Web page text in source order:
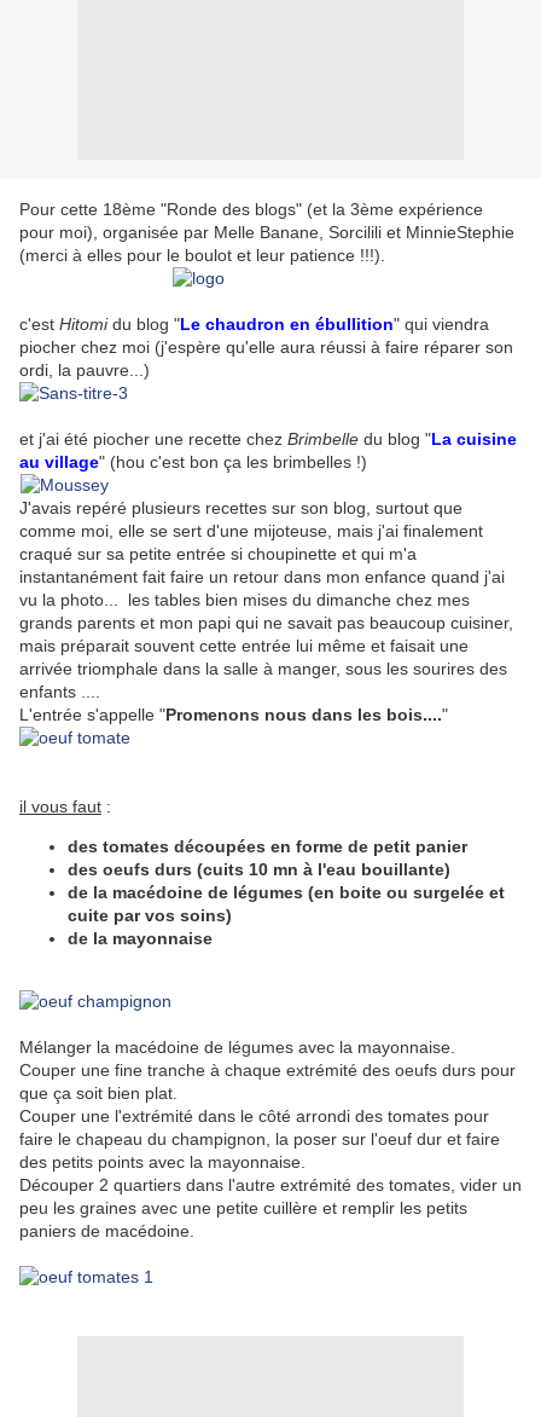
Pour cette 18ème "Ronde des blogs" (et la 3ème expérience
pour moi), organisée par Melle Banane, Sorcilili et MinnieStephie
(merci à elles pour le boulot et leur patience !!!).
c'est Hitomidu blog "Le chaudron en ébullition" qui viendra
piocher chez moi (j'espère qu'elle aura réussi à faire réparer son
ordi, la pauvre...)
et j'ai été piocher une recette chez Brimbelle du blog "La cuisine
au village" (hou c'est bon ça les brimbelles !)
J'avais repéré plusieurs recettes sur son blog, surtout que
comme moi, elle se sert d'une mijoteuse, mais j'ai finalement
craqué sur sa petite entrée si choupinette et qui m'a
instantanément fait faire un retour dans mon enfance quand j'ai
vu la photo... les tables bien mises du dimanche chez mes
grands parents et mon papi qui ne savait pas beaucoup cuisiner,
mais préparait souvent cette entrée lui même et faisait une
arrivée triomphale dans la salle à manger, sous les sourires des
enfants ....
L'entrée s'appelle "Promenons nous dans les bois...."
il vous faut :
des tomates découpées en forme de petit panier
des oeufs durs (cuits 10 mn à l'eau bouillante)
de la macédoine de légumes (en boite ou surgelée et
cuite par vos soins)
de la mayonnaise
Mélanger la macédoine de légumes avec la mayonnaise.
Couper une fine tranche à chaque extrémité des oeufs durs pour
que ça soit bien plat.
Couper une l'extrémité dans le côté arrondi des tomates pour
faire le chapeau du champignon, la poser sur l'oeuf dur et faire
des petits points avec la mayonnaise.
Découper 2 quartiers dans l'autre extrémité des tomates, vider un
peu les graines avec une petite cuillère et remplir les petits
paniers de macédoine.